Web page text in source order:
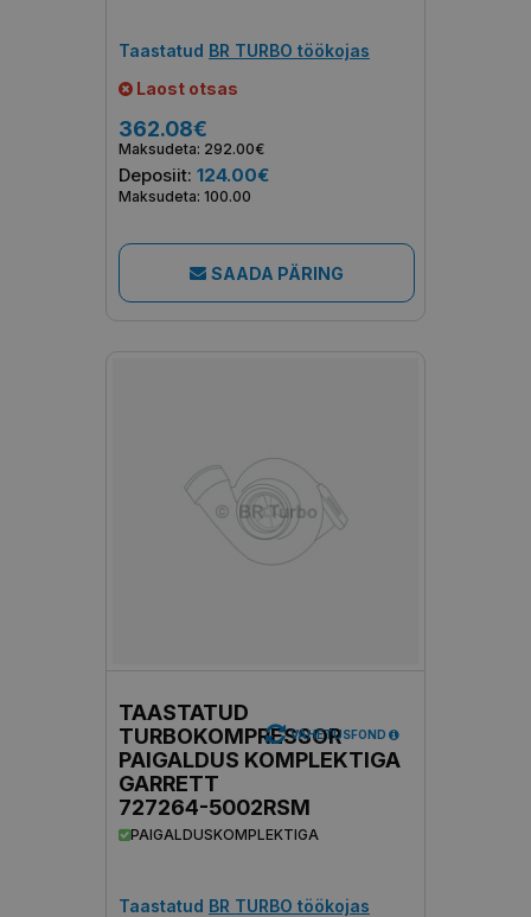
Taastatud BR TURBO töökojas
Laost otsas
362.08€
Maksudeta: 292.00€
Deposiit: 124.00€
Maksudeta: 100.00
SAADA PÄRING
TAASTATUD
TURBOKOMPRESSOR
PAIGALDUS KOMPLEKTIGA
GARRETT
727264-5002RSM
PAIGALDUSKOMPLEKTIGA
Taastatud BR TURBO töökojas
VAHETUSFOND